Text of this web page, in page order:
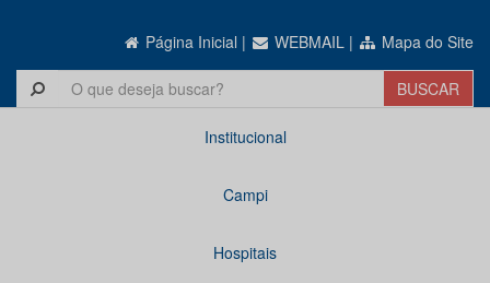
Página Inicial | WEBMAIL | Mapa do Site
Institucional
Campi
Hospitais